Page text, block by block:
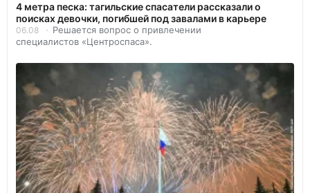
4 метра песка: тагильские спасатели рассказали о
поисках девочки, погибшей под завалами в карьере
06.08
Решается вопрос о привлечении
специалистов «Центроспаса».